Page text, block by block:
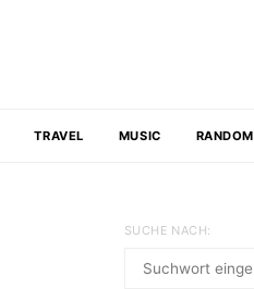
TRAVEL MUSIC RANDOM
SUCHE NACH: